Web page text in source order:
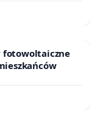
fotowoltaiczne